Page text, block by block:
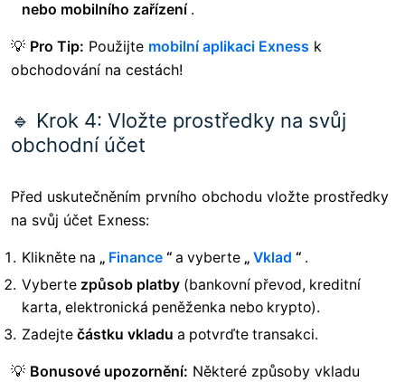
nebo mobilního zařízení .
💡 Pro Tip: Použijte mobilní aplikaci Exness k
obchodování na cestách!
🔹 Krok 4: Vložte prostředky na svůj
obchodní účet
Před uskutečněním prvního obchodu vložte prostředky
na svůj účet Exness:
Klikněte na „ Finance “ a vyberte „ Vklad “ .
Vyberte způsob platby (bankovní převod, kreditní
karta, elektronická peněženka nebo krypto).
Zadejte částku vkladu a potvrďte transakci.
💡 Bonusové upozornění: Některé způsoby vkladu